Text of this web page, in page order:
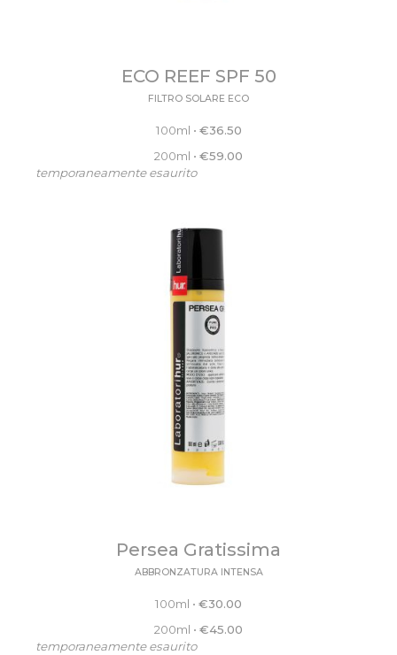
ECO REEF SPF 50
FILTRO SOLARE ECO
100ml • €36.50
200ml • €59.00
temporaneamente esaurito
Persea Gratissima
ABBRONZATURA INTENSA
100ml • €30.00
200ml • €45.00
temporaneamente esaurito